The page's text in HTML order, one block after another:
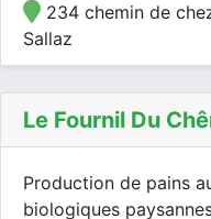
234 chemin de
Sallaz
Le Fournil Du
Production de pains
biologiques